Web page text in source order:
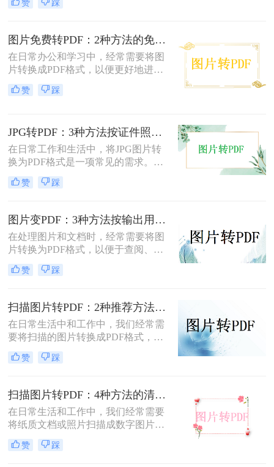
照片怎么转成pdf呢？本文将介绍两种
赞 踩
图片免费转PDF：2种方法的免费额度、水印和画质对比！
在日常办公和学习中，经常需要将图
片转换成PDF格式，以便更好地进行
分享、打印或存档。那么如何把图片
转换成pdf格式免费呢？本文将介绍两
赞 踩
JPG转PDF：3种方法按证件照、截图和风景照分别推荐！
在日常工作和生活中，将JPG图片转
换为PDF格式是一项常见的需求。
PDF格式具有跨平台兼容性、易于阅
读和保护隐私等优点，因此广泛应用
转换pdf呢？本文将介绍三种将JPG图
片转换为PDF的方法。
赞 踩
图片变PDF：3种方法按输出用途（打印/存档/分享）选！
在处理图片和文档时，经常需要将图
片转换为PDF格式，以便于查阅、分
享或存档。那么如何把图片变成pdf
呢？本文将介绍三种常用的图片转
赞 踩
扫描图片转PDF：2种推荐方法的清晰度调优和文件压缩！
在日常生活中和工作中，我们经常需
要将扫描的图片转换成PDF格式，以
便于文档的管理、共享和打印。那么
扫描图片怎么转换成pdf呢？本文将介
方法。
赞 踩
扫描图片转PDF：4种方法的清晰度和文件体积对比!
在日常生活和工作中，我们经常需要
将纸质文档或照片扫描成数字图片，
并进一步将这些图片转换成PDF格
式，以便于分享、存储和查阅。那么
赞 踩